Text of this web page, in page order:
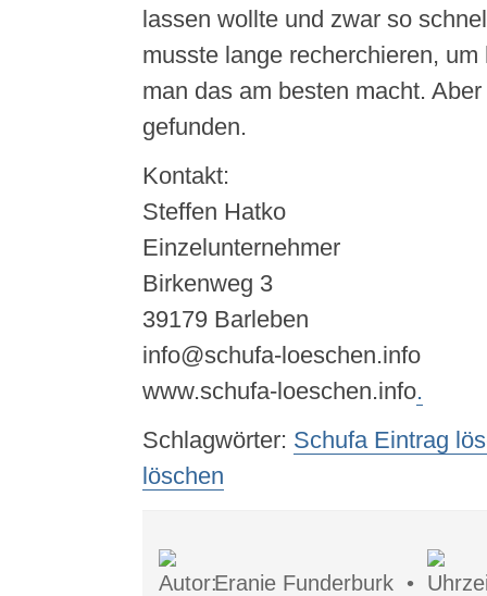
lassen wollte und zwar so
musste lange recherchieren,
man das am besten macht.
gefunden.
Kontakt:
Steffen Hatko
Einzelunternehmer
Birkenweg 3
39179 Barleben
info@schufa-loeschen.info
www.schufa-loeschen.info.
Schlagwörter: Schufa Eintrag
löschen
Eranie Funderburk •